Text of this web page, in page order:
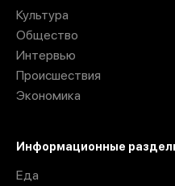
Культура
Общество
Интервью
Происшествия
Экономика
Информационные
Еда